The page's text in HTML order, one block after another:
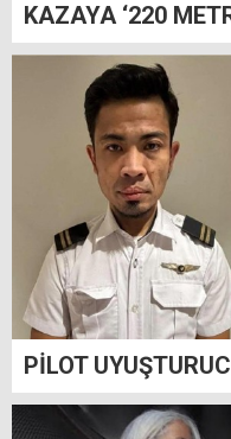
KAZAYA ‘220
PİLOT